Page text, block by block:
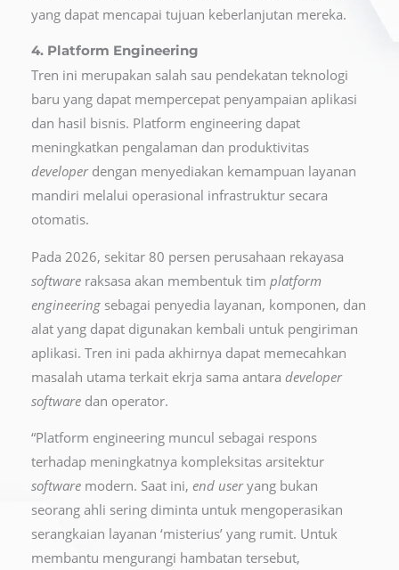
yang dapat mencapai tujuan keberlanjutan mereka.
4. Platform Engineering
Tren ini merupakan salah sau pendekatan teknologi
baru yang dapat mempercepat penyampaian aplikasi
dan hasil bisnis. Platform engineering dapat
meningkatkan pengalaman dan produktivitas
developer dengan menyediakan kemampuan layanan
mandiri melalui operasional infrastruktur secara
otomatis.
Pada 2026, sekitar 80 persen perusahaan rekayasa
software raksasa akan membentuk tim platform
engineering sebagai penyedia layanan, komponen, dan
alat yang dapat digunakan kembali untuk pengiriman
aplikasi. Tren ini pada akhirnya dapat memecahkan
masalah utama terkait ekrja sama antara developer
software dan operator.
“Platform engineering muncul sebagai respons
terhadap meningkatnya kompleksitas arsitektur
software modern. Saat ini, end useryang bukan
seorang ahli sering diminta untuk mengoperasikan
serangkaian layanan ‘misterius’ yang rumit. Untuk
membantu mengurangi hambatan tersebut,